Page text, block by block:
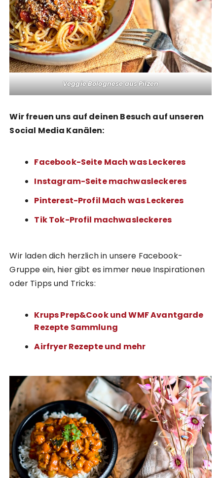
Veggie Bolognese aus Pilzen
Wir freuen uns auf deinen Besuch auf unseren
Social Media Kanälen:
Facebook-Seite Mach was Leckeres
Instagram-Seite machwasleckeres
Pinterest-Profil Mach was Leckeres
Tik Tok-Profil machwasleckeres
Wir laden dich herzlich in unsere Facebook-
Gruppe ein, hier gibt es immer neue Inspirationen
oder Tipps und Tricks:
Krups Prep&Cook und WMF Avantgarde
Rezepte Sammlung
Airfryer Rezepte und mehr